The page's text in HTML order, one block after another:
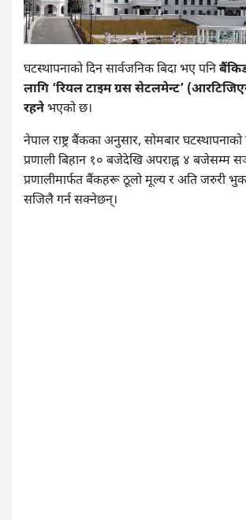
घटस्थापनाको दिन सार्वजनिक बिदा भए पनि
लागि ‘रियल टाइम ग्रस सेटलमेन्ट’
रहनेभएको छ।
नेपाल राष्ट्र बैंकका अनुसार, सोमबार
प्रणाली बिहान १० बजेदेखि अपराह्न ४ बजेसम्म
प्रणालीमार्फत बैंकहरू ठूलो मूल्य र अति जरुरी
सजिलै गर्न सक्नेछन्।